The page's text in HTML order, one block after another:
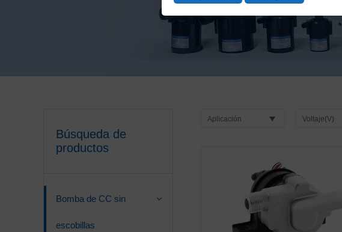
Búsqueda de
productos
Bomba de CC sin
escobillas
Aplicación Voltaje(V)